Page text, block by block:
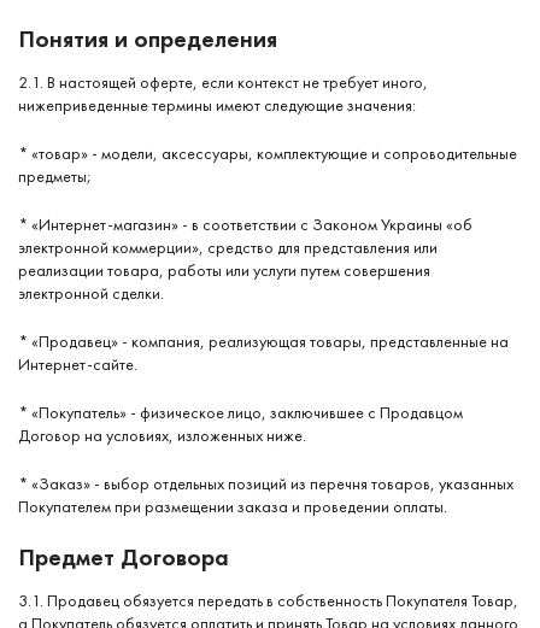
Понятия и определения
2.1. В настоящей оферте, если контекст не требует иного,
нижеприведенные термины имеют следующие значения:
* «товар» - модели, аксессуары, комплектующие и сопроводительные
предметы;
* «Интернет-магазин» - в соответствии с Законом Украины «об
электронной коммерции», средство для представления или
реализации товара, работы или услуги путем совершения
электронной сделки.
* «Продавец» - компания, реализующая товары, представленные на
Интернет-сайте.
* «Покупатель» - физическое лицо, заключившее с Продавцом
Договор на условиях, изложенных ниже.
* «Заказ» - выбор отдельных позиций из перечня товаров, указанных
Покупателем при размещении заказа и проведении оплаты.
Предмет Договора
3.1. Продавец обязуется передать в собственность Покупателя Товар,
а Покупатель обязуется оплатить и принять Товар на условиях данного